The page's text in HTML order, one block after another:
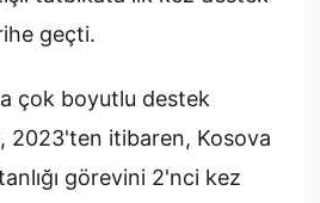
geçti.
çok boyutlu destek
2023'ten itibaren, Kosova
görevini 2'nci kez